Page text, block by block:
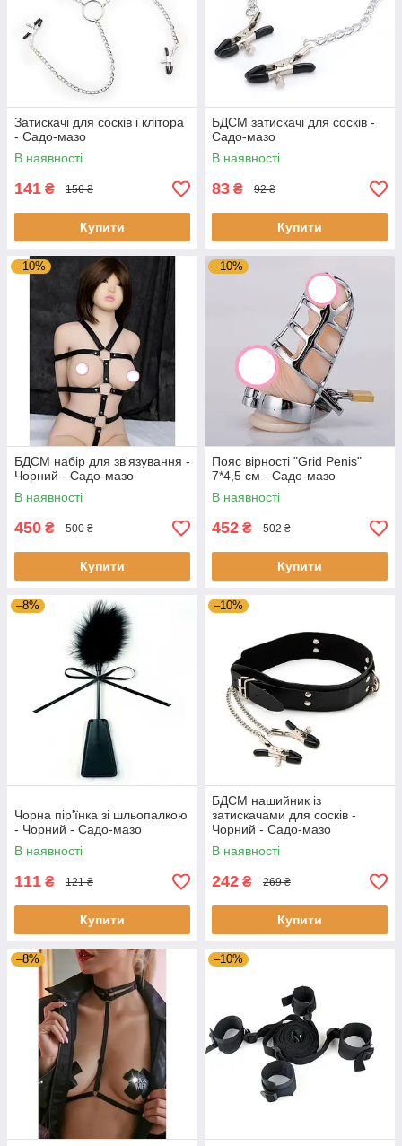
Затискачі для сосків і клітора
- Садо-мазо
В наявності
141 ₴ 156 ₴
Купити
БДСМ затискачі для сосків -
Садо-мазо
В наявності
83 ₴ 92 ₴
Купити
–10%
БДСМ набір для зв'язування -
Чорний - Садо-мазо
В наявності
450 ₴ 500 ₴
Купити
–10%
Пояс вірності "Grid Penis"
7*4,5 см - Садо-мазо
В наявності
452 ₴ 502 ₴
Купити
–8%
Чорна пір'їнка зі шльопалкою
- Чорний - Садо-мазо
В наявності
111 ₴ 121 ₴
Купити
–10%
БДСМ нашийник із
затискачами для сосків -
Чорний - Садо-мазо
В наявності
242 ₴ 269 ₴
Купити
–8% –10%